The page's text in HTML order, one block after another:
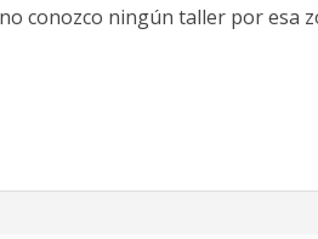
conozco ningún taller por esa